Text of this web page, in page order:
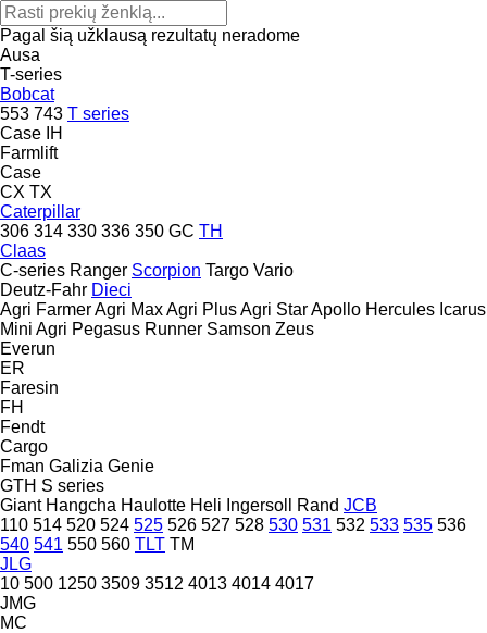
Pagal šią užklausą rezultatų neradome
Ausa
T-series
Bobcat
553 743 T series
Case IH
Farmlift
Case
CX TX
Caterpillar
306 314 330 336 350 GC TH
Claas
C-series Ranger Scorpion Targo Vario
Deutz-Fahr Dieci
Agri FarmerAgri MaxAgri PlusAgri StarApollo Hercules Icarus
Mini Agri Pegasus Runner Samson Zeus
Everun
ER
Faresin
FH
Fendt
Cargo
Fman Galizia Genie
GTH S series
Giant Hangcha Haulotte Heli Ingersoll Rand JCB
110 514 520 524 525 526 527 528 530 531 532 533 535 536
540 541 550 560 TLT TM
JLG
10 500 1250 3509 3512 4013 4014 4017
JMG
MC